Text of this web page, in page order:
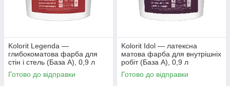
Kolorit Legenda —
глибокоматова фарба для
стін і стель (База А), 0,9 л
Готово до відправки
Kolorit Idol — латексна
матова фарба для внутрішніх
робіт (База А), 0,9 л
Готово до відправки